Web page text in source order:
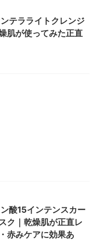
テラライトクレンジ
肌が使ってみた正直
酸15インテンスカー
ク｜乾燥肌が正直レ
赤みケアに効果あ